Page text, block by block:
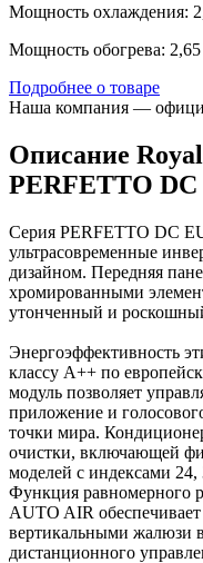
Мощность охлаждения:
Мощность обогрева:
Подробнее о товаре
Наша компания —
Описание
PERFETTO
Серия PERFETTO DC
ультрасовременные
дизайном. Передняя
хромированными
утонченный и
Энергоэффективность
классу А++ по
модуль позволяет
приложение и
точки мира.
очистки, включающей
моделей с индексами
Функция равномерного
AUTO AIR
вертикальными жалюзи
дистанционного